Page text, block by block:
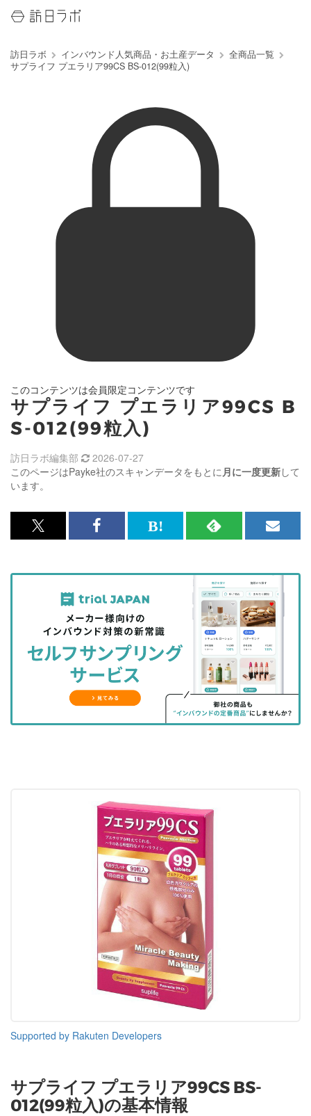
訪日ラボ インバウンド人気商品・お土産データ
全商品一覧
サプライフ プエラリア99CS BS-012(99粒入)
このコンテンツは会員限定コンテンツです
サプライフ プエラリア99CS B
S-012(99粒入)
このページはPayke社のスキャンデータをもとに月に一度更新して
います。
訪日ラボ編集部 2026-07-27
x<br>
記
を
シ
ェ
る
Facebook<br>
記
事
を
シ
ェ
ア
す
る
は
な
ッ
ク
マ
に
RSS
記
事
を
購
読
す
る
メ
マ
ガ
登
録
す
る
Supported by Rakuten Developers
サプライフ プエラリア99CS BS-
012(99粒入)の基本情報